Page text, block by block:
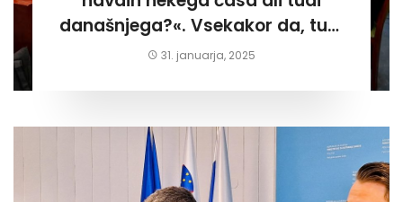
današnjega?«. Vsekakor da, tudi
današnjega«
31. januarja, 2025